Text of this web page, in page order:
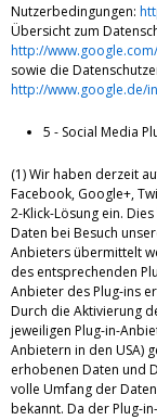
Nutzerbedingungen:
Übersicht zum
http://
sowie die
http://www.google.de/
5 - Social Media
(1) Wir haben derzeit
Facebook, Google+,
2-Klick-Lösung ein.
Daten bei Besuch
Anbieters übermittelt
des entsprechenden
Anbieter des Plug-ins
Durch die Aktivierung
jeweiligen Plug-in-
Anbietern in den USA)
erhobenen Daten und
volle Umfang der
bekannt. Da der Plug-